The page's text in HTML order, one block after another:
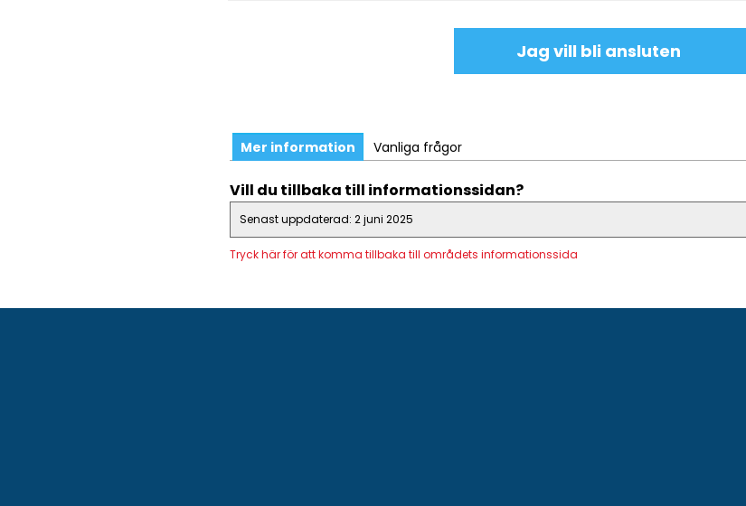
Jag vill bli ansluten
Mer information Vanliga frågor
Vill du tillbaka till informationssidan?
Senast uppdaterad: 2 juni 2025
Tryck här för att komma tillbaka till områdets informationssida